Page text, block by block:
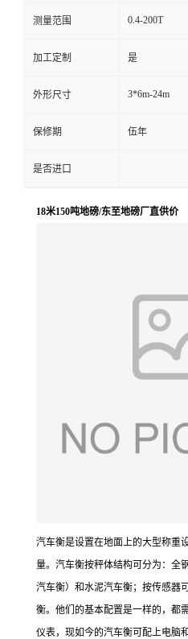
测量范围 0.4-200T
加工定制 是
外形尺寸 3*6m-24m
保修期 伍年
是否进口
18米150吨地磅/东至地磅厂直供价
汽车衡是设置在地面上的大型称重
量。汽车衡按秤体结构可分为：全
汽车衡）和水泥汽车衡；按传感器
衡。他们的基本配置是一样的，都
仪表，现如今的汽车衡可配上电脑